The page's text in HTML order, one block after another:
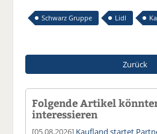
Schwarz Gruppe Lidl
Zurück
Folgende Artikel
interessieren
[05.08.2026] Kaufland startet